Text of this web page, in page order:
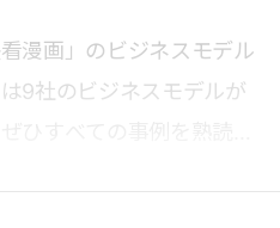
漫画」のビジネスモデル
9社のビジネスモデルが